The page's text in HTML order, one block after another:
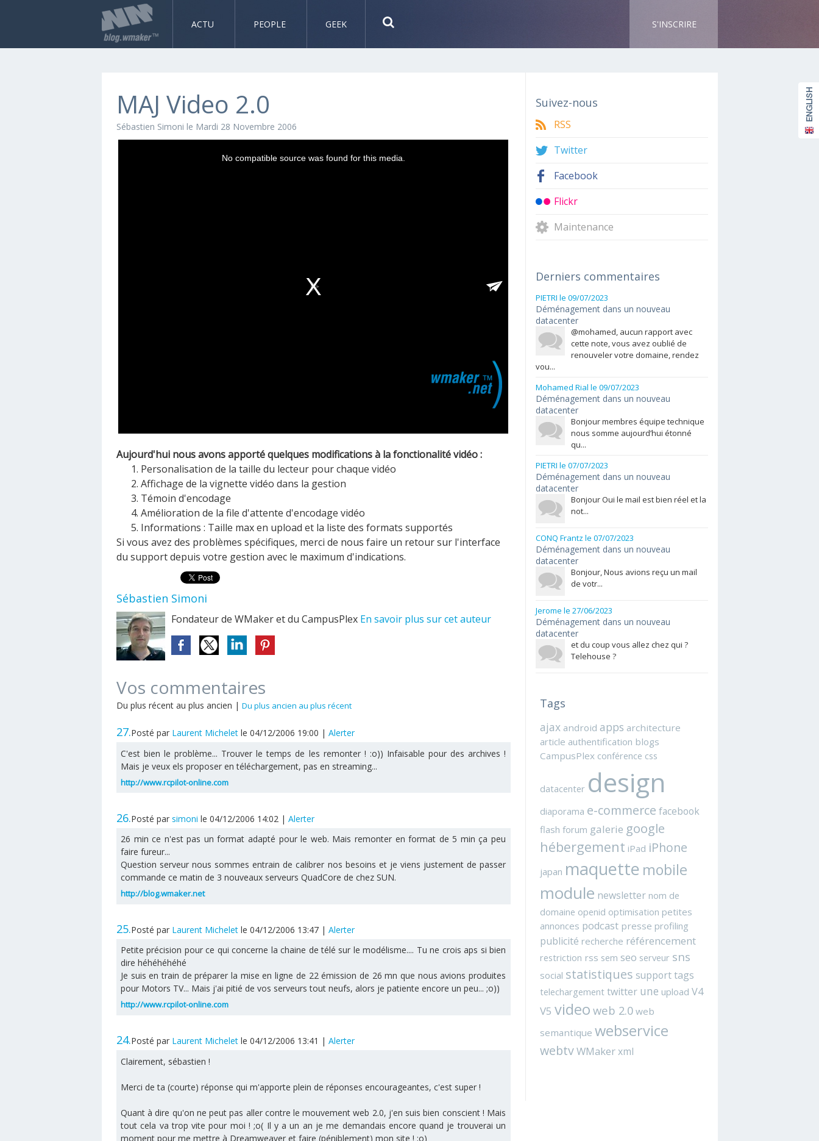
ACTU PEOPLE GEEK S'INSCRIRE
MAJ Video 2.0
Sébastien Simoni le Mardi 28 Novembre 2006
Aujourd'hui nous avons apporté quelques modifications à la fonctionalité vidéo :
Personalisation de la taille du lecteur pour chaque vidéo
Affichage de la vignette vidéo dans la gestion
Témoin d'encodage
Amélioration de la file d'attente d'encodage vidéo
Informations : Taille max en upload et la liste des formats supportés
Si vous avez des problèmes spécifiques, merci de nous faire un retour sur l'interface
du support depuis votre gestion avec le maximum d'indications.
Sébastien Simoni
Fondateur de WMaker et du CampusPlex En savoir plus sur cet auteur
Vos commentaires
Du plus récent au plus ancien | Du plus ancien au plus récent
27.Posté par Laurent Michelet le 04/12/2006 19:00 | Alerter
C'est bien le problème... Trouver le temps de les remonter ! :o)) Infaisable pour des archives !
Mais je veux els proposer en téléchargement, pas en streaming...
http://www.rcpilot-online.com
26.Posté par simoni le 04/12/2006 14:02 | Alerter
26 min ce n'est pas un format adapté pour le web. Mais remonter en format de 5 min ça peu
faire fureur...
Question serveur nous sommes entrain de calibrer nos besoins et je viens justement de passer
commande ce matin de 3 nouveaux serveurs QuadCore de chez SUN.
http://blog.wmaker.net
25.Posté par Laurent Michelet le 04/12/2006 13:47 | Alerter
Petite précision pour ce qui concerne la chaine de télé sur le modélisme.... Tu ne crois aps si bien
dire héhéhéhéhé
Je suis en train de préparer la mise en ligne de 22 émission de 26 mn que nous avions produites
pour Motors TV... Mais j'ai pitié de vos serveurs tout neufs, alors je patiente encore un peu... ;o))
http://www.rcpilot-online.com
24.Posté par Laurent Michelet le 04/12/2006 13:41 | Alerter
Clairement, sébastien !
Merci de ta (courte) réponse qui m'apporte plein de réponses encourageantes, c'est super !
Quant à dire qu'on ne peut pas aller contre le mouvement web 2.0, j'en suis bien conscient ! Mais
tout cela va trop vite pour moi ! ;o( Il y a un an je me demandais encore quand je trouverai un
moment pour me mettre à Dreamweaver et faire (péniblement) mon site ! ;o)
Suivez-nous
RSS
Twitter
Facebook
Flickr
Maintenance
Derniers commentaires
PIETRI le 09/07/2023
Déménagement dans un nouveau
datacenter
@mohamed, aucun rapport avec
cette note, vous avez oublié de
renouveler votre domaine, rendez
vou...
Mohamed Rial le 09/07/2023
Déménagement dans un nouveau
datacenter
Bonjour membres équipe technique
nous somme aujourd’hui étonné
qu...
PIETRI le 07/07/2023
Déménagement dans un nouveau
datacenter
Bonjour Oui le mail est bien réel et la
not...
CONQ Frantz le 07/07/2023
Déménagement dans un nouveau
datacenter
Bonjour, Nous avions reçu un mail
de votr...
Jerome le 27/06/2023
Déménagement dans un nouveau
datacenter
et du coup vous allez chez qui ?
Telehouse ?
Tags
ajax android apps architecture
article authentification blogs
CampusPlex conférence css
datacenter design
diaporama e-commerce facebook
flash forum galerie google
hébergement iPad iPhone
japan maquette mobile
module newsletter nom de
domaine openid optimisation petites
annonces podcast presse profiling
publicité recherche référencement
restriction rss sem seo serveur sns
social statistiques support tags
telechargement twitter une upload V4
V5 video web 2.0 web
semantique webservice
webtvWMaker xml